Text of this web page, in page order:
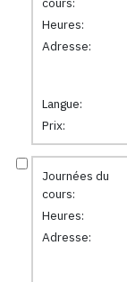
Heures:
Adresse:
Langue:
Prix:
Journées du
cours:
Heures:
Adresse: